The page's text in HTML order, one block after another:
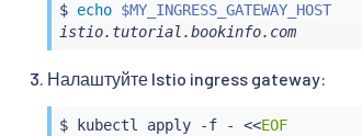
$ echo $MY_INGRESS_GATEWAY_HOST
istio.tutorial.bookinfo.com
Налаштуйте Istio ingress gateway:
$ kubectl apply -f - <<EOF